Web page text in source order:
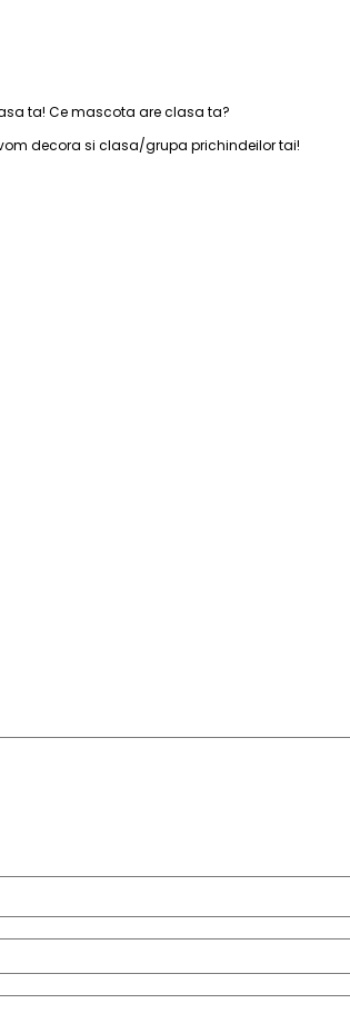
ta! Ce mascota are clasa ta?
decora si clasa/grupa prichindeilor tai!